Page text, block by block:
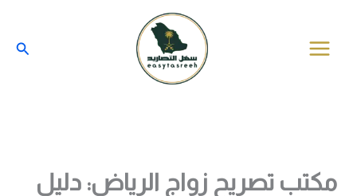
المحتوى
مكتب تصريح زواج الرياض: دليل